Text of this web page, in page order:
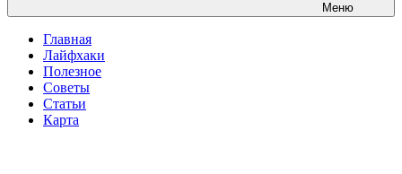
Меню
Главная
Лайфхаки
Полезное
Советы
Статьи
Карта